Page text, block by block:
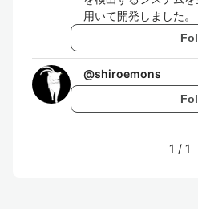
用いて開発しました。
@shiroemons
1 / 1